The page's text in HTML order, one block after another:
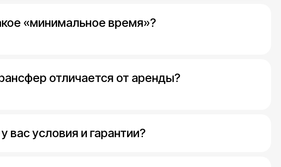
«минимальное время»?
отличается от аренды?
вас условия и гарантии?